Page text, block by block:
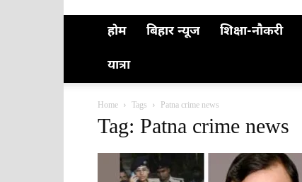
होम बिहार न्यूज शिक्षा-नौकरी
यात्रा
Home Tags Patna crime news
Tag: Patna crime news